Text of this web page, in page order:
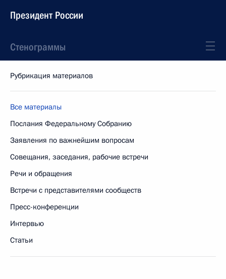
Президент России
Стенограммы
Рубрикация материалов
Все материалы
Послания Федеральному Собранию
Заявления по важнейшим вопросам
Совещания, заседания, рабочие встречи
Речи и обращения
Встречи с представителями сообществ
Пресс-конференции
Интервью
Статьи